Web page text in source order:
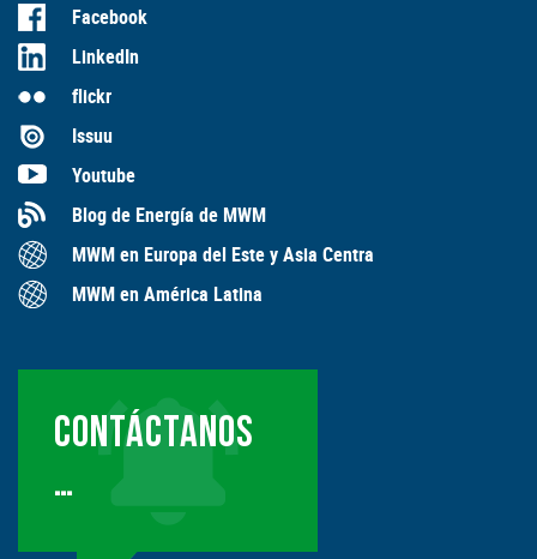
Facebook
LinkedIn
flickr
Issuu
Youtube
Blog de Energía de MWM
MWM en Europa del Este y Asia Centra
MWM en América Latina
CONTÁCTANOS
…